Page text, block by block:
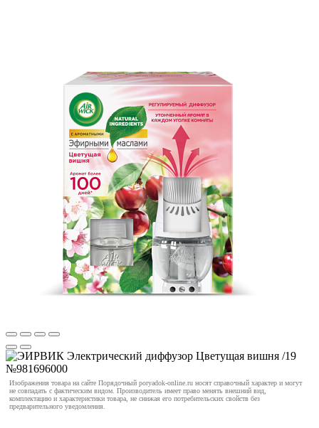
Изображения товара на сайте Порядочный poryadok-online.ru носят справочный характер и могут
не совпадать с фактическим видом. Производитель имеет право менять внешний вид,
комплектацию и характеристики товара, не снижая его потребительских свойств без
предварительного уведомления.